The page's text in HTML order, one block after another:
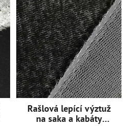
Rašlová lepící výztuž
na saka a kabáty